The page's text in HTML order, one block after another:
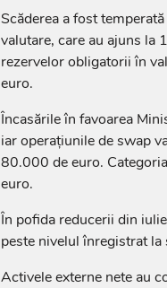
Scăderea a fost
valutare, care au ajuns la
rezervelor obligatorii în
euro.
Încasările în favoarea
iar operațiunile de swap
80.000 de euro.
euro.
În pofida reducerii din
peste nivelul înregistrat
Activele externe nete au